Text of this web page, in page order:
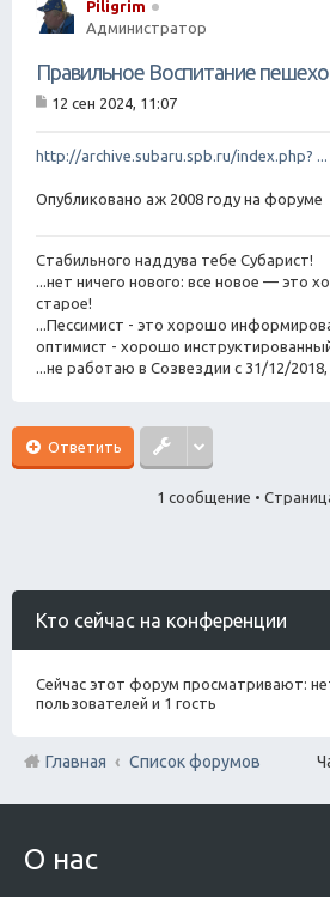
Piligrim
Администратор
Правильное Воспитание
о
щ
е
е
12 сен 2024, 11:07
http://archive.subaru.spb.ru/index.php?
Опубликовано аж 2008 году на форуме
Стабильного наддува тебе Субарист!
...нет ничего нового: все новое — это
старое!
...Пессимист - это хорошо
оптимист - хорошо
...не работаю в Созвездии с 31/12/
Ответить
1 сообщение •
Кто сейчас на конференции
Сейчас этот форум просматривают:
пользователей и 1 гость
Главная Список форумов
О нас